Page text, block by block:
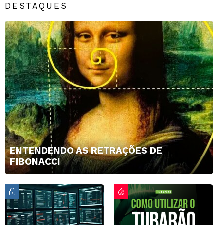
DESTAQUES
ENTENDENDO AS RETRAÇÕES DE
FIBONACCI